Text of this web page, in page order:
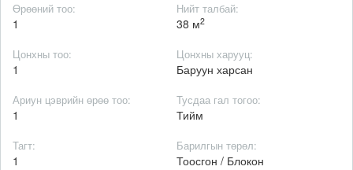
Өрөөний тоо:
1
Нийт талбай:
38 м2
Цонхны тоо:
1
Цонхны харууц:
Баруун харсан
Ариун цэврийн өрөө тоо:
1
Тусдаа гал тогоо:
Тийм
Тагт:
1
Барилгын төрөл:
Тоосгон / Блокон